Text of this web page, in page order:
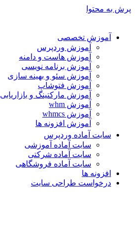
پرش به محتوا
آموزش تخصصی
آموزش وردپرس
آموزش هاست و دامنه
آموزش برنامه نویسی
آموزش سئو و بهینه سازی
آموزش فتوشاپ
آموزش مارکتینگ و بازاریابی
آموزش whm
آموزش whmcs
آموزش افزونه ها
سایت آماده وردپرس
سایت آماده آموزشی
سایت آماده شرکتی
سایت آماده فروشگاهی
افزونه ها
درخواست طراحی سایت